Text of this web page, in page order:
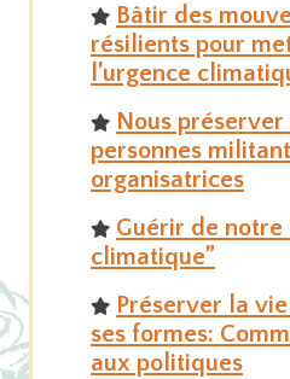
Bâtir des
résilients pour
l’urgence
Nous
personnes
organisatrices
Guérir de notre
climatique”
Préserver la
ses formes:
aux politiques